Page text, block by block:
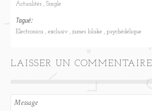
Actualités Single
Tagué:
Electronica exclusiv james blake psychédélique
LAISSER UN COMMENTAIRE